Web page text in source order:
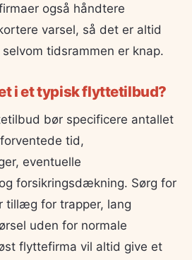
også håndtere
varsel, så det er altid
tidsrammen er knap.
i et typisk flyttetilbud?
bør specificere antallet
tid,
eventuelle
forsikringsdækning. Sørg for
tillæg for trapper, lang
uden for normale
flyttefirma vil altid give et